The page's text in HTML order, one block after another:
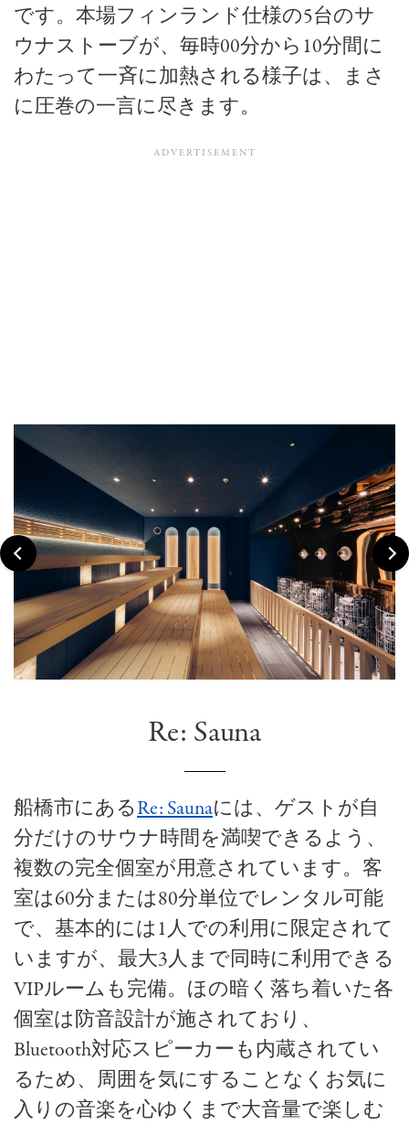
です。本場フィンランド仕様の5台のサ
ウナストーブが、毎時00分から10分間に
わたって一斉に加熱される様子は、まさ
に圧巻の一言に尽きます。
Re: Sauna
船橋市にあるRe: Saunaには、ゲストが自
分だけのサウナ時間を満喫できるよう、
複数の完全個室が用意されています。客
室は60分または80分単位でレンタル可能
で、基本的には1人での利用に限定されて
いますが、最大3人まで同時に利用できる
VIPルームも完備。ほの暗く落ち着いた各
個室は防音設計が施されており、
Bluetooth対応スピーカーも内蔵されてい
るため、周囲を気にすることなくお気に
入りの音楽を心ゆくまで大音量で楽しむ